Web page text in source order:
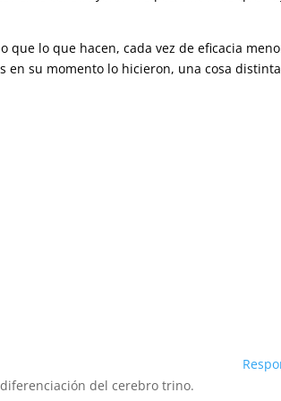
lo que hacen, cada vez de eficacia
en su momento lo hicieron, una cosa
del cerebro trino.